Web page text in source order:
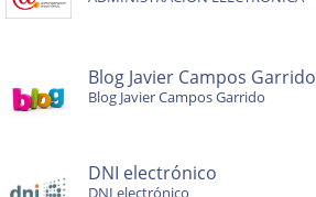
Blog Javier Campos Garrido
Blog Javier Campos Garrido
DNI electrónico
DNI electrónico